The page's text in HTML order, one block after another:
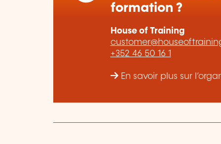
formation ?
House of Training
+352 46 50 16 1
En savoir plus sur